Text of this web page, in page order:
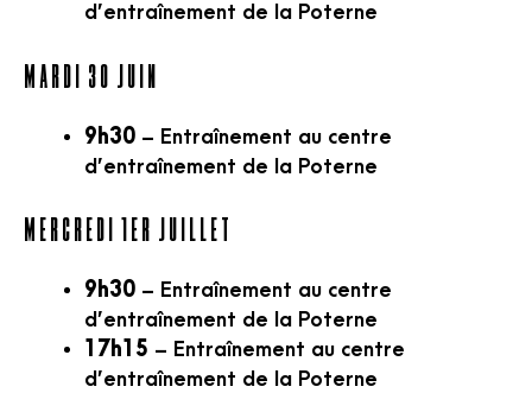
d’entraînement de la Poterne
Mardi 30 juin
9h30 – Entraînement au centre
d’entraînement de la Poterne
Mercredi 1er juillet
9h30 – Entraînement au centre
d’entraînement de la Poterne
17h15 – Entraînement au centre
d’entraînement de la Poterne